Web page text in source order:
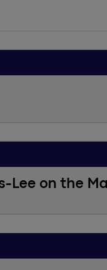
Lee on the
esempi e casi